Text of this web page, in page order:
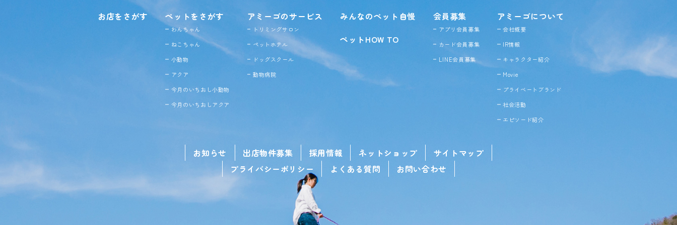
お店をさがす ペットをさがす
わんちゃん
ねこちゃん
小動物
アクア
今月のいちおし小動物
今月のいちおしアクア
アミーゴのサービス
トリミングサロン
ペットホテル
ドッグスクール
動物病院
みんなのペット自慢
ペットHOW TO
会員募集
アプリ会員募集
カード会員募集
LINE会員募集
アミーゴについて
会社概要
IR情報
キャラクター紹介
Movie
プライベートブランド
社会活動
エピソード紹介
お知らせ 出店物件募集 採用情報 ネットショップ
サイトマップ
プライバシーポリシー
よくある質問 お問い合わせ